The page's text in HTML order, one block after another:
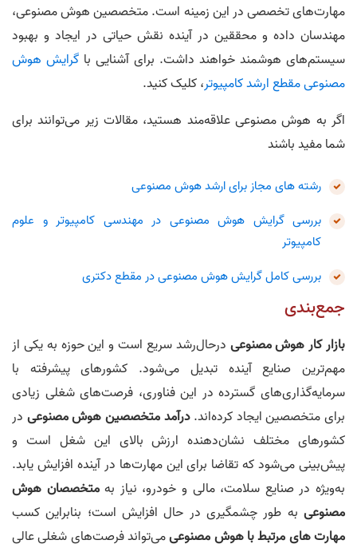
مهارت‌های تخصصی در این زمینه است. متخصصین هوش مصنوعی،
مهندسان داده و محققین در آینده نقش حیاتی در ایجاد و بهبود
سیستم‌های هوشمند خواهند داشت. برای آشنایی با گرایش هوش
مصنوعی مقطع ارشد کامپیوتر، کلیک کنید.
اگر به هوش مصنوعی علاقه‌مند هستید، مقالات زیر می‌توانند برای
شما مفید باشند
رشته های مجاز برای ارشد هوش مصنوعی
بررسی گرایش هوش مصنوعی در مهندسی کامپیوتر و علوم
کامپیوتر
بررسی کامل گرایش هوش مصنوعی در مقطع دکتری
جمع‌بندی
بازار کار هوش مصنوعی درحال‌رشد سریع است و این حوزه به یکی از
مهم‌ترین صنایع آینده تبدیل می‌شود. کشورهای پیشرفته با
سرمایه‌گذاری‌های گسترده در این فناوری، فرصت‌های شغلی زیادی
برای متخصصین ایجاد کرده‌اند.درآمد متخصصین هوش مصنوعی در
کشورهای مختلف نشان‌دهنده ارزش بالای این شغل است و
پیش‌بینی می‌شود که تقاضا برای این مهارت‌ها در آینده افزایش یابد.
به‌ویژه در صنایع سلامت، مالی و خودرو، نیاز بهمتخصصان هوش
مصنوعی به طور چشمگیری در حال افزایش است؛ بنابراین کسب
مهارت های مرتبط با هوش مصنوعیمی‌تواند فرصت‌های شغلی عالی